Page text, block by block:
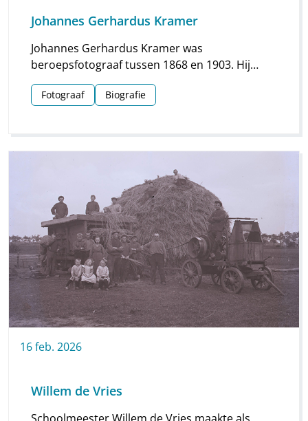
Johannes Gerhardus Kramer
Johannes Gerhardus Kramer was
beroepsfotograaf tussen 1868 en 1903. Hij
maakte vooral foto’s in Groningen, maar hij
streek ook meermaals neer in Drenthe. Vooral
Fotograaf Biografie
16feb. 2026
Willem de Vries